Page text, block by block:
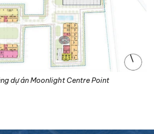
dự án Moonlight Centre Point